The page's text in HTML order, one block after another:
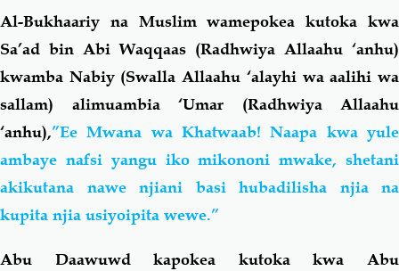
Al-Bukhaariy na Muslim wamepokea kutoka kwa
Sa’ad bin Abi Waqqaas (Radhwiya Allaahu ‘anhu)
kwamba Nabiy (Swalla Allaahu ‘alayhi wa aalihi wa
sallam) alimuambia ‘Umar (Radhwiya Allaahu
‘anhu),”Ee Mwana wa Khatwaab! Naapa kwa yule
ambaye nafsi yangu iko mikononi mwake, shetani
akikutana nawe njiani basi hubadilisha njia na
kupita njia usiyoipita wewe.”
Abu Daawuwd kapokea kutoka kwa Abu